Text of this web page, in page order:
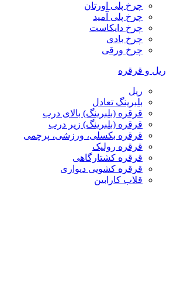
چرخ پلی اورتان
چرخ پلی آمید
چرخ دایکاست
چرخ بادی
چرخ ورقی
ریل و قرقره
ریل
بلبرینگ تعادل
قرقره (بلبرینگ) بالای درب
قرقره (بلبرینگ) زیر درب
قرقره بکسلی، ورزشی، پرچمی
قرقره رولیک
قرقره کشتارگاهی
قرقره کشویی دیواری
قلاب کارابین